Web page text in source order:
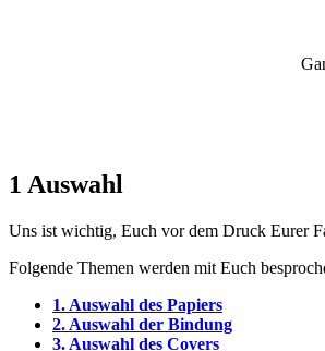
1 Auswahl
Uns ist wichtig, Euch vor dem Druck Eurer
Folgende Themen werden mit Euch
1. Auswahl des Papiers
2. Auswahl der Bindung
3. Auswahl des Covers